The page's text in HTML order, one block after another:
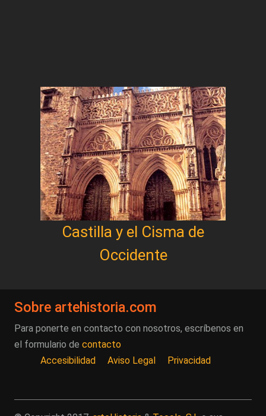
Castilla y el Cisma de
Occidente
Sobre artehistoria.com
Para ponerte en contacto con nosotros, escríbenos en
el formulario de contacto
Accesibilidad
Aviso Legal Privacidad